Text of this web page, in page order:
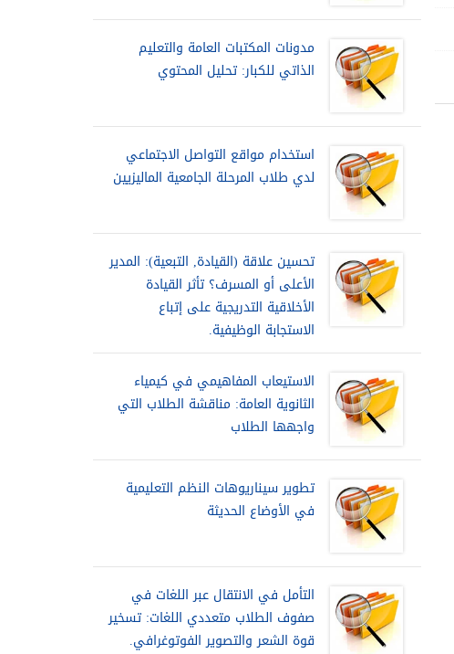
مدونات المكتبات العامة والتعليم
الذاتي للكبار: تحليل المحتوي
استخدام مواقع التواصل الاجتماعي
لدي طلاب المرحلة الجامعية الماليزيين
تحسين علاقة (القيادة, التبعية): المدير
الأعلى أو المسرف؟ تأثر القيادة
الأخلاقية التدريجية على إتباع
الاستجابة الوظيفية.
الاستيعاب المفاهيمي في كيمياء
الثانوية العامة: مناقشة الطلاب التي
واجهها الطلاب
تطوير سيناريوهات النظم التعليمية
في الأوضاع الحديثة
التأمل في الانتقال عبر اللغات في
صفوف الطلاب متعددي اللغات: تسخير
قوة الشعر والتصوير الفوتوغرافي.